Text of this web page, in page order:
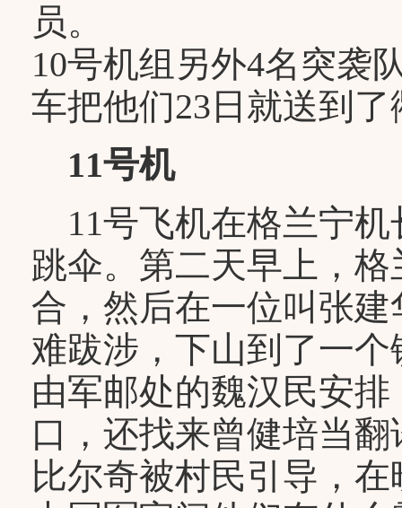
员。
10号机组另外4名突袭
车把他们23日就送到了
11号机
11号飞机在格兰宁机
跳伞。第二天早上，
合，然后在一位叫张
难跋涉，下山到了一
由军邮处的魏汉民安
口，还找来曾健培当
比尔奇被村民引导，